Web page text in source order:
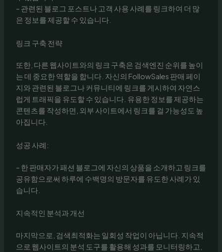
– 관련된 블로그 포스트나 고객 사용 사례를 링크하여 더 많
은 정보를 제공할 수 있습니다.
링크 구축 전략
또한, 다른 웹사이트와의 링크 구축은 검색엔진 순위를 높이
는 데 중요한 역할을 합니다. 자신의 FollowSales 판매 페이
지와 관련된 블로그나 커뮤니티에 링크를 게시하여 자연스
럽게 트래픽을 유도할 수 있습니다. 유용한 정보를 제공하는
콘텐츠를 작성하면, 외부 사이트에서 링크를 걸 가능성도 높
아집니다.
성공 사례:
– 한 판매자가 패션 블로그에 자신의 상품을 소개하고 링크를
공유함으로써 하루에 수백명의 방문자를 유도한 사례가 있
습니다.
지속적인 분석과 개선
마지막으로, 검색최적화는 일회성 작업이 아닙니다. 지속적
으로 웹사이트의 분석 도구를 활용해 성과를 모니터링하고,